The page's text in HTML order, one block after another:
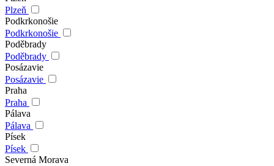
Plzeň
Podkrkonošie
Podkrkonošie
Poděbrady
Poděbrady
Posázavie
Posázavie
Praha
Praha
Pálava
Pálava
Písek
Písek
Severná Morava